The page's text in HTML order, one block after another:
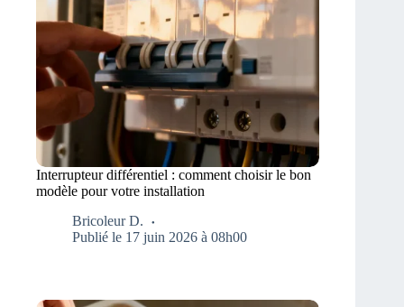
Interrupteur différentiel : comment choisir le bon
modèle pour votre installation
Bricoleur D.
Publié le 17 juin 2026 à 08h00